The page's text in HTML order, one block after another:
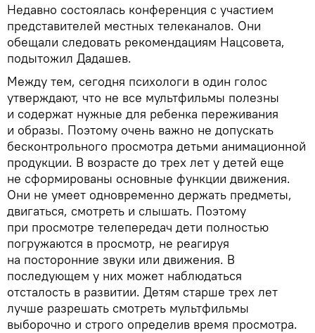
Недавно состоялась конференция с участием
представителей местных телеканалов. Они
обещали следовать рекомендациям Нацсовета,
подытожил Дадашев.
Между тем, сегодня психологи в один голос
утверждают, что не все мультфильмы полезны
и содержат нужные для ребенка переживания
и образы. Поэтому очень важно не допускать
бесконтрольного просмотра детьми анимационной
продукции. В возрасте до трех лет у детей еще
не сформированы основные функции движения.
Они не умеет одновременно держать предметы,
двигаться, смотреть и слышать. Поэтому
при просмотре телепередач дети полностью
погружаются в просмотр, не реагируя
на посторонние звуки или движения. В
последующем у них может наблюдаться
отсталость в развитии. Детям старше трех лет
лучше разрешать смотреть мультфильмы
выборочно и строго определив время просмотра.